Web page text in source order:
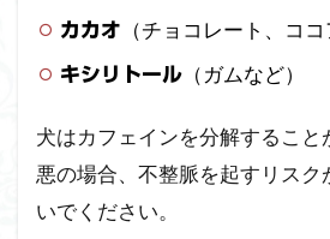
カカオ （チョコレート、ココ
キシリトール （ガムなど）
犬はカフェインを分解すること
悪の場合、不整脈を起すリスク
いでください。